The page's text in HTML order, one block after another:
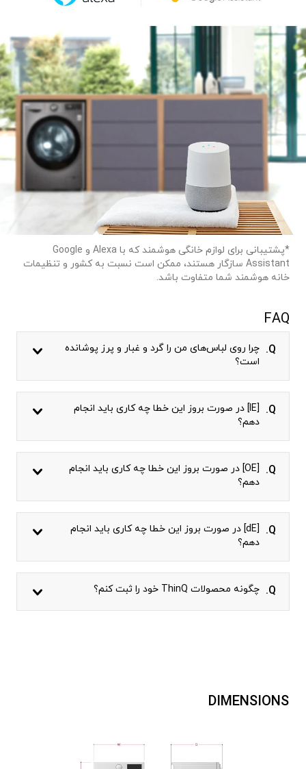
*پشتیبانی برای لوازم خانگی هوشمند که با Alexa و Google
Assistant سازگار هستند، ممکن است نسبت به کشور و تنظیمات
خانه هوشمند شما متفاوت باشد.
FAQ
Q.
چرا روی لباس‌های من را گرد و غبار و پرز پوشانده
است؟
Q.
[IE] در صورت بروز این خطا چه کاری باید انجام
دهم؟
Q.
[OE] در صورت بروز این خطا چه کاری باید انجام
دهم؟
Q.
[dE] در صورت بروز این خطا چه کاری باید انجام
دهم؟
Q. چگونه محصولات ThinQ خود را ثبت کنم؟
DIMENSIONS